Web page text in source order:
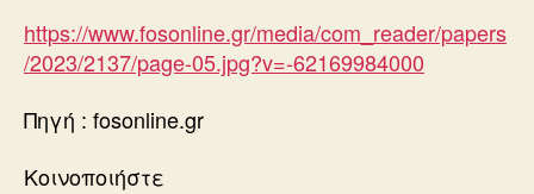
https://www.fosonline.gr/media/com_reader/papers
/2023/2137/page-05.jpg?v=-62169984000
Πηγή : fosonline.gr
Κοινοποιήστε